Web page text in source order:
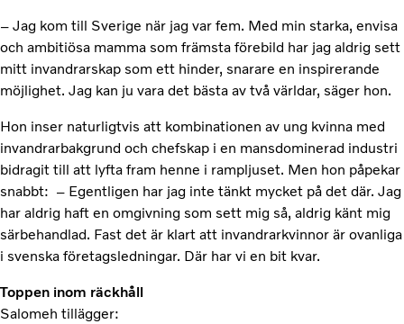
– Jag kom till Sverige när jag var fem. Med min starka, envisa
och ambitiösa mamma som främsta förebild har jag aldrig sett
mitt invandrarskap som ett hinder, snarare en inspirerande
möjlighet. Jag kan ju vara det bästa av två världar, säger hon.
Hon inser naturligtvis att kombinationen av ung kvinna med
invandrarbakgrund och chefskap i en mansdominerad industri
bidragit till att lyfta fram henne i rampljuset. Men hon påpekar
snabbt: – Egentligen har jag inte tänkt mycket på det där. Jag
har aldrig haft en omgivning som sett mig så, aldrig känt mig
särbehandlad. Fast det är klart att invandrarkvinnor är ovanliga
i svenska företagsledningar. Där har vi en bit kvar.
Toppen inom räckhåll
Salomeh tillägger: